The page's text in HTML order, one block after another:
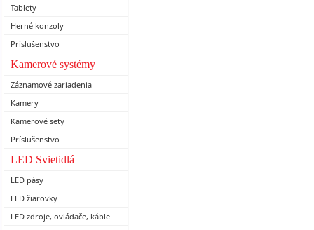
Tablety
Herné konzoly
Príslušenstvo
Kamerové systémy
Záznamové zariadenia
Kamery
Kamerové sety
Príslušenstvo
LED Svietidlá
LED pásy
LED žiarovky
LED zdroje, ovládače, káble